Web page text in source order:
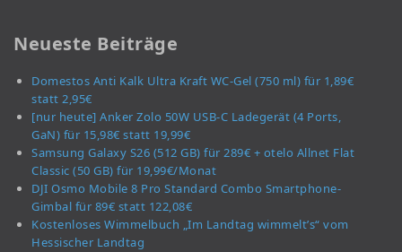
Neueste Beiträge
Domestos Anti Kalk Ultra Kraft WC-Gel (750 ml) für 1,89€
statt 2,95€
[nur heute] Anker Zolo 50W USB-C Ladegerät (4 Ports,
GaN) für 15,98€ statt 19,99€
Samsung Galaxy S26 (512 GB) für 289€ + otelo Allnet Flat
Classic (50 GB) für 19,99€/Monat
DJI Osmo Mobile 8 Pro Standard Combo Smartphone-
Gimbal für 89€ statt 122,08€
Kostenloses Wimmelbuch „Im Landtag wimmelt’s“ vom
Hessischer Landtag